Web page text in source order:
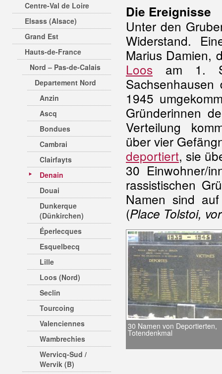
Centre-Val de Loire
Elsass (Alsace)
Grand Est
Hauts-de-France
Nord – Pas-de-Calais
Departement Nord
Anzin
Ascq
Bondues
Cambrai
Clairfayts
Denain
Douai
Dunkerque
(Dünkirchen)
Éperlecques
Esquelbecq
Lille
Loos (Nord)
Seclin
Tourcoing
Valenciennes
Wambrechies
Wervicq-Sud /
Wervik (B)
Die Ereignisse
Unter den
Widerstand.
Marius Damien,
Loos am 1.
1945
Gründerinnen
Verteilung
über vier
deportiert, sie
30 Einwohner/
rassistischen
Namen sind
(Place Tolstoi,
30 Namen von Deportierten,
Totendenkmal